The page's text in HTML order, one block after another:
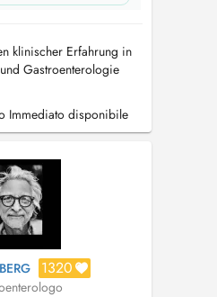
klinischer Erfahrung in
Gastroenterologie
Vogel seine
mit fachlicher
Nähe und einem
Tätigkeiten als
Immediato disponibile
1320